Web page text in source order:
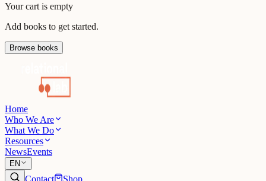
Your cart is empty
Add books to get started.
Browse books
Home
Who We Are
What We Do
Resources
NewsEvents
EN
Contact Shop